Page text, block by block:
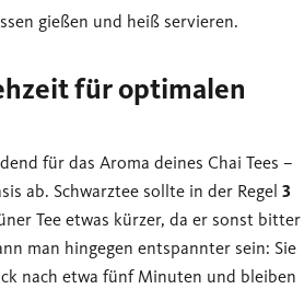
gießen und heiß servieren.
für optimalen
für das Aroma deines Chai Tees –
ab. Schwarztee sollte in der Regel 3
Tee etwas kürzer, da er sonst bitter
man hingegen entspannter sein: Sie
nach etwa fünf Minuten und bleiben